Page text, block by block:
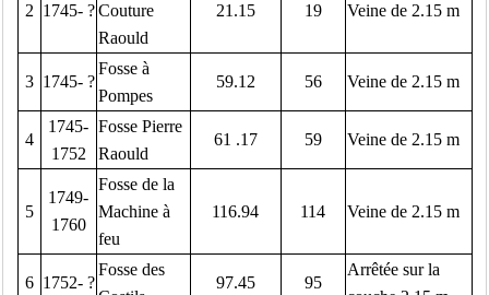
2 1745- ? Couture
Raould
21.15 19 Veine de 2.15 m
3 1745- ?
Fosse à
Pompes
59.12 56 Veine de 2.15 m
4
1745-
1752
Fosse Pierre
Raould
61 .17 59 Veine de 2.15 m
5
1749-
1760
Fosse de la
Machine à
feu
116.94 114 Veine de 2.15 m
6 1752- ?
Fosse des
97.45 95
Arrêtée sur la